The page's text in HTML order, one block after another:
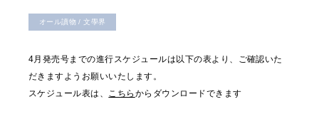
オール讀物 / 文學界
4月発売号までの進行スケジュールは以下の表より、ご確認いた
だきますようお願いいたします。
スケジュール表は、 こちら からダウンロードできます